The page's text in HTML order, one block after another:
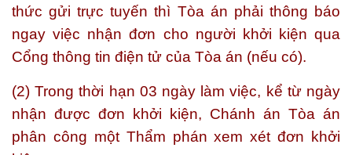
thức gửi trực tuyến thì Tòa án phải thông báo
ngay việc nhận đơn cho người khởi kiện qua
Cổng thông tin điện tử của Tòa án (nếu có).
(2) Trong thời hạn 03 ngày làm việc, kể từ ngày
nhận được đơn khởi kiện, Chánh án Tòa án
phân công một Thẩm phán xem xét đơn khởi